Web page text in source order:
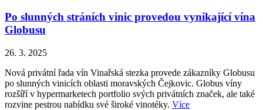
Po slunných stráních vinic provedou vynikající vína
Globusu
26. 3. 2025
Nová privátní řada vín Vinařská stezka provede zákazníky Globusu
po slunných vinicích oblasti moravských Čejkovic. Globus víny
rozšíří v hypermarketech portfolio svých privátních značek, ale také
rozvine pestrou nabídku své široké vinotéky. Více